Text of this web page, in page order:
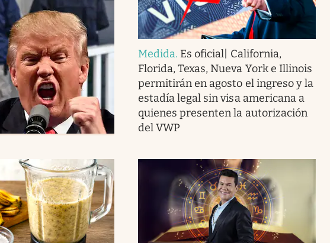
Medida. Es oficial| California,
Florida, Texas, Nueva York e Illinois
permitirán en agosto el ingreso y la
estadía legal sin visa americana a
quienes presenten la autorización
del VWP